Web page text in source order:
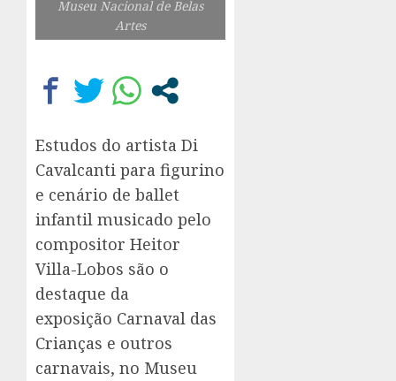
Museu Nacional de Belas
Artes
Estudos do artista Di
Cavalcanti para figurino
e cenário de ballet
infantil musicado pelo
compositor Heitor
Villa-Lobos são o
destaque da
exposição Carnaval das
Crianças e outros
carnavais, no Museu